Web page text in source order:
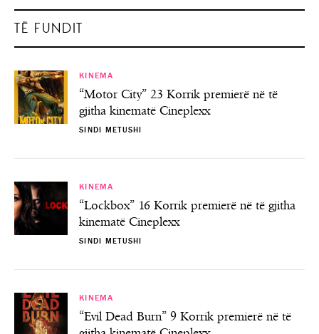
TË FUNDIT
KINEMA
“Motor City” 23 Korrik premierë në të
gjitha kinematë Cineplexx
SINDI METUSHI
KINEMA
“Lockbox” 16 Korrik premierë në të gjitha
kinematë Cineplexx
SINDI METUSHI
KINEMA
“Evil Dead Burn” 9 Korrik premierë në të